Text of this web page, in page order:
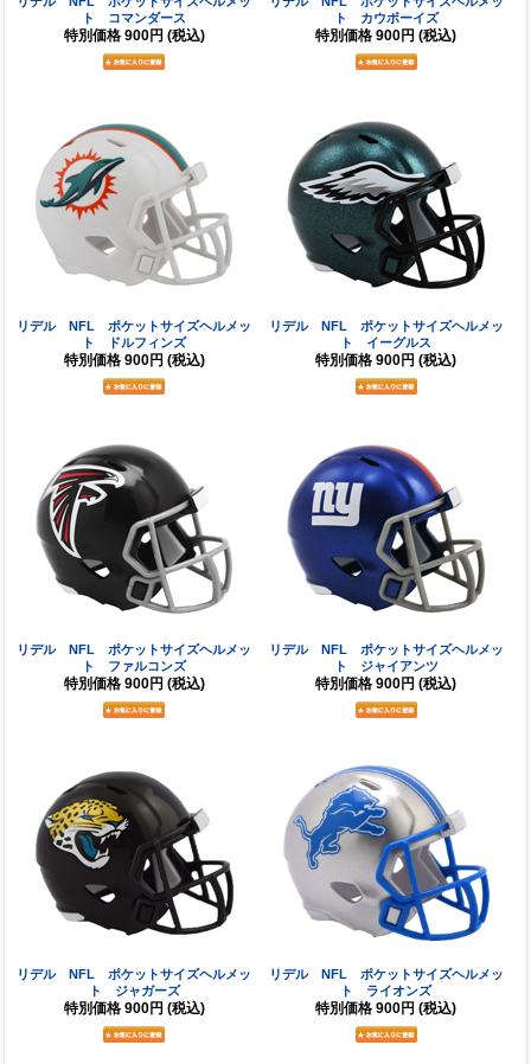
ト コマンダース
特別価格 900円 (税込)
ト カウボーイズ
特別価格 900円 (税込)
リデル NFL ポケットサイズヘルメッ
ト ドルフィンズ
特別価格 900円 (税込)
リデル NFL ポケットサイズヘルメッ
ト イーグルス
特別価格 900円 (税込)
リデル NFL ポケットサイズヘルメッ
ト ファルコンズ
特別価格 900円 (税込)
リデル NFL ポケットサイズヘルメッ
ト ジャイアンツ
特別価格 900円 (税込)
リデル NFL ポケットサイズヘルメッ
ト ジャガーズ
特別価格 900円 (税込)
リデル NFL ポケットサイズヘルメッ
ト ライオンズ
特別価格 900円 (税込)